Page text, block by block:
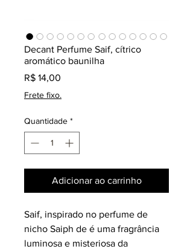
Decant Perfume Saif, cítrico
aromático baunilha
R$ 14,00
Frete fixo.
Quantidade *
Adicionar ao carrinho
Saif, inspirado no perfume de
nicho Saiph de é uma fragrância
luminosa e misteriosa da